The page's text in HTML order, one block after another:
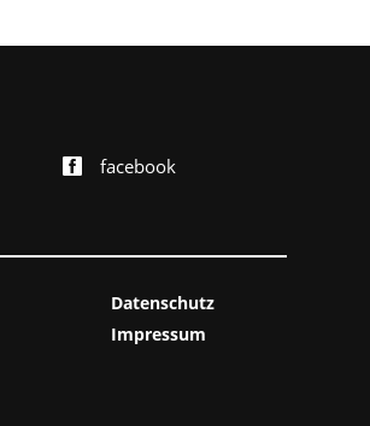
facebook
Datenschutz
Impressum